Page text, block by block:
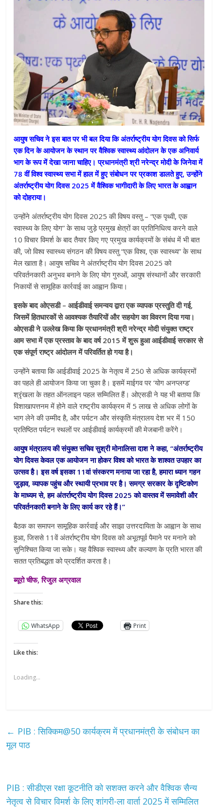
आयुष सचिव ने इस बात पर भी बल दिया कि अंतर्राष्ट्रीय योग दिवस को सिर्फ
एक दिन के आयोजन के स्थान पर वैश्विक स्वास्थ्य आंदोलन के एक अनिवार्य
भाग के रूप में देखा जाना चाहिए। प्रधानमंत्री श्री नरेन्द्र मोदी के जिनेवा में
78 वीं विश्व स्वास्थ्य सभा में हाल में हुए संबोधन पर प्रकाश डालते हुए, उन्होंने
अंतर्राष्ट्रीय योग दिवस 2025 में वैश्विक भागीदारी के लिए भारत के आह्वान
को दोहराया।
उन्होंने अंतर्राष्ट्रीय योग दिवस 2025 की विषय वस्तु – “एक पृथ्वी, एक
स्वास्थ्य के लिए योग” के साथ जुड़े प्रमुख क्षेत्रों का प्रतिनिधित्व करने वाले
10 विचार विमर्श के बाद तैयार किए गए प्रमुख कार्यक्रमों के संबंध में भी बात
की, जो विश्व स्वास्थ्य संगठन की विषय वस्तु “एक विश्व, एक स्वास्थ्य” के साथ
मेल खाता है। आयुष सचिव ने अंतर्राष्ट्रीय योग दिवस 2025 को
परिवर्तनकारी अनुभव बनाने के लिए योग गुरुओं, आयुष संस्थानों और सरकारी
निकायों से सामूहिक कार्रवाई का आह्वान किया।
इसके बाद ओएसडी – आईडीवाई समन्वय द्वारा एक व्यापक प्रस्तुति दी गई,
जिसमें हितधारकों से आवश्यक तैयारियों और सहयोग का विवरण दिया गया।
ओएसडी ने उल्लेख किया कि प्रधानमंत्री श्री नरेन्द्र मोदी संयुक्त राष्ट्र
आम सभा में एक प्रस्ताव के बाद वर्ष 2015 में शुरू हुआ आईडीवाई सरकार से
एक संपूर्ण राष्ट्र आंदोलन में परिवर्तित हो गया है।
उन्होंने बताया कि आईडीवाई 2025 के नेतृत्व में 250 से अधिक कार्यक्रमों
का पहले ही आयोजन किया जा चुका है। इसमें माईगव पर ‘योग अनप्लग्ड’
श्रृंखला के तहत ऑनलाइन पहल सम्मिलित हैं। ओएसडी ने यह भी बताया कि
विशाखापत्तनम में होने वाले राष्ट्रीय कार्यक्रम में 5 लाख से अधिक लोगों के
भाग लेने की उम्मीद है, और पर्यटन और संस्कृति मंत्रालय देश भर में 150
प्रतिष्ठित पर्यटन स्थलों पर आईडीवाई कार्यक्रमों की मेजबानी करेंगे।
आयुष मंत्रालय की संयुक्त सचिव सुश्री मोनालिसा दाश ने कहा, “अंतर्राष्ट्रीय
योग दिवस केवल एक आयोजन ना होकर विश्व को भारत के शाश्वत उपहार का
उत्सव है। इस वर्ष इसका 11वां संस्करण मनाया जा रहा है, हमारा ध्यान गहन
जुड़ाव, व्यापक पहुंच और स्थायी प्रभाव पर है। समग्र सरकार के दृष्टिकोण
के माध्यम से, हम अंतर्राष्ट्रीय योग दिवस 2025 को वास्तव में समावेशी और
परिवर्तनकारी बनाने के लिए कार्य कर रहे हैं।”
बैठक का समापन सामूहिक कार्रवाई और साझा उत्तरदायिता के आह्वान के साथ
हुआ, जिससे 11वें अंतर्राष्ट्रीय योग दिवस को अभूतपूर्व पैमाने पर मनाने को
सुनिश्चित किया जा सके। यह वैश्विक स्वास्थ्य और कल्याण के प्रति भारत की
सतत प्रतिबद्धता को प्रदर्शित करता है।
ब्यूरो चीफ, रिजुल अग्रवाल
Share this:
WhatsApp Print
Like this:
Loading...
← PIB : सिक्किम@50 कार्यक्रम में प्रधानमंत्री के संबोधन का
मूल पाठ
PIB : सीडीएस रक्षा कूटनीति को सशक्त करने और वैश्विक सैन्य
नेतृत्व से विचार विमर्श के लिए शांगरी-ला वार्ता 2025 में सम्मिलित